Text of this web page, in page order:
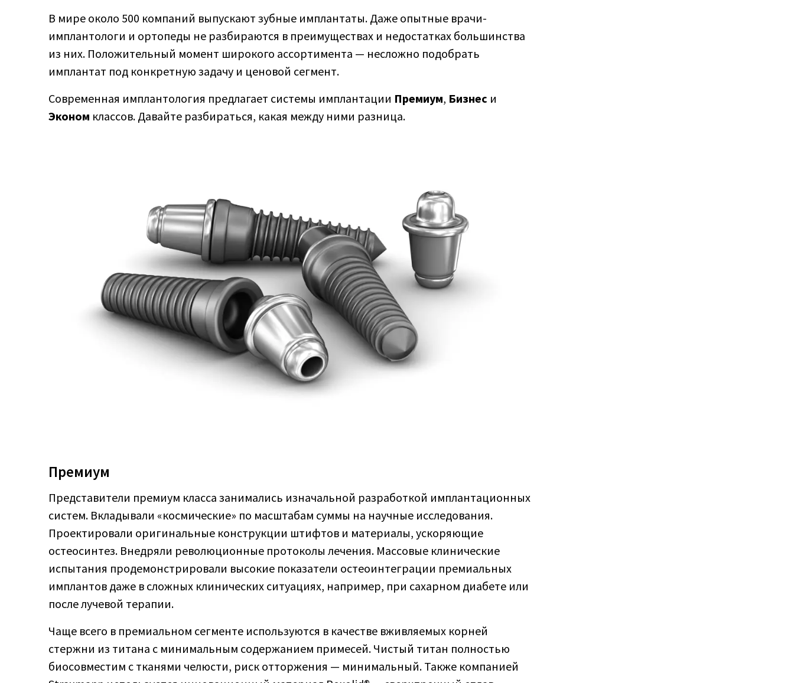
В мире около 500 компаний выпускают зубные имплантаты. Даже опытные врачи-
имплантологи и ортопеды не разбираются в преимуществах и недостатках большинства
из них. Положительный момент широкого ассортимента — несложно подобрать
имплантат под конкретную задачу и ценовой сегмент.
Современная имплантология предлагает системы имплантации Премиум, Бизнес и
Эконом классов. Давайте разбираться, какая между ними разница.
Премиум
Представители премиум класса занимались изначальной разработкой имплантационных
систем. Вкладывали «космические» по масштабам суммы на научные исследования.
Проектировали оригинальные конструкции штифтов и материалы, ускоряющие
остеосинтез. Внедряли революционные протоколы лечения. Массовые клинические
испытания продемонстрировали высокие показатели остеоинтеграции премиальных
имплантов даже в сложных клинических ситуациях, например, при сахарном диабете или
после лучевой терапии.
Чаще всего в премиальном сегменте используются в качестве вживляемых корней
стержни из титана с минимальным содержанием примесей. Чистый титан полностью
биосовместим с тканями челюсти, риск отторжения — минимальный. Также компанией